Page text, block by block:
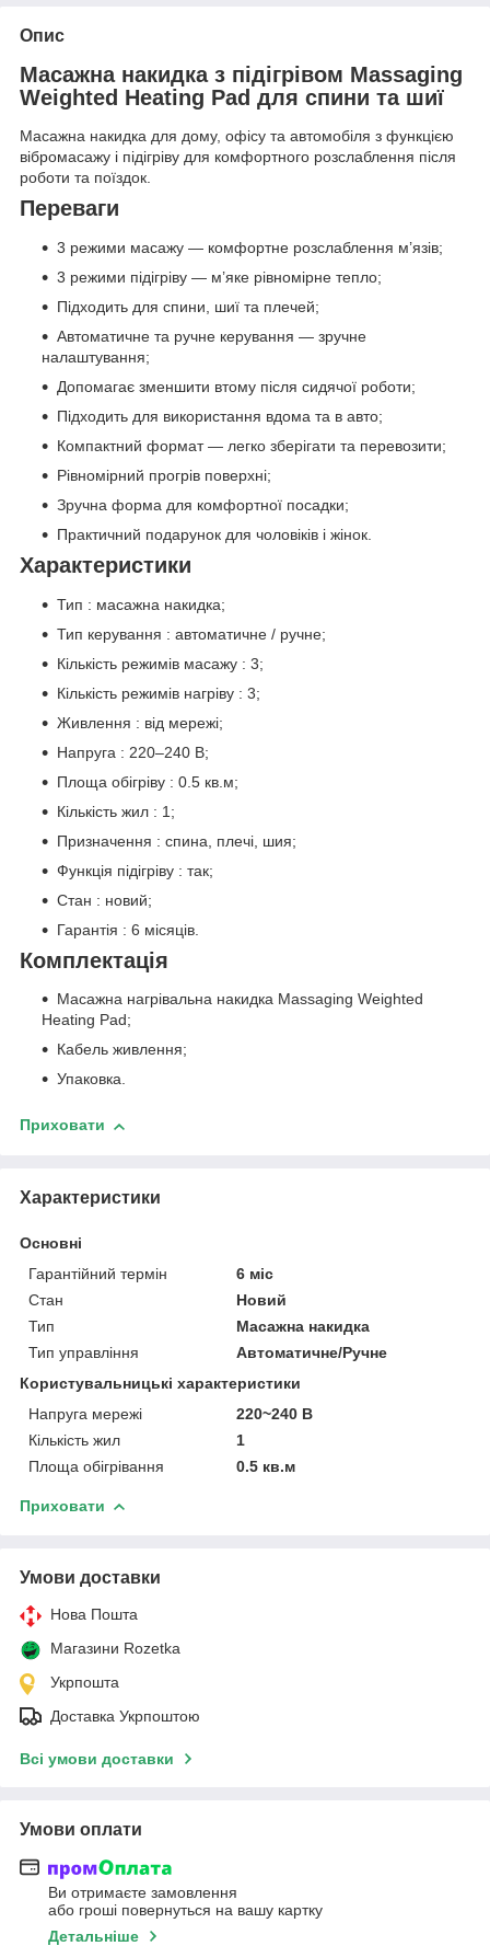
Опис
Масажна накидка з підігрівом Massaging
Weighted Heating Pad для спини та шиї
Масажна накидка для дому, офісу та автомобіля з функцією
вібромасажу і підігріву для комфортного розслаблення після
роботи та поїздок.
Переваги
3 режими масажу — комфортне розслаблення м’язів;
3 режими підігріву — м’яке рівномірне тепло;
Підходить для спини, шиї та плечей;
Автоматичне та ручне керування — зручне
налаштування;
Допомагає зменшити втому після сидячої роботи;
Підходить для використання вдома та в авто;
Компактний формат — легко зберігати та перевозити;
Рівномірний прогрів поверхні;
Зручна форма для комфортної посадки;
Практичний подарунок для чоловіків і жінок.
Характеристики
Тип : масажна накидка;
Тип керування : автоматичне / ручне;
Кількість режимів масажу : 3;
Кількість режимів нагріву : 3;
Живлення : від мережі;
Напруга : 220–240 В;
Площа обігріву : 0.5 кв.м;
Кількість жил : 1;
Призначення : спина, плечі, шия;
Функція підігріву : так;
Стан : новий;
Гарантія : 6 місяців.
Комплектація
Масажна нагрівальна накидка Massaging Weighted
Heating Pad;
Кабель живлення;
Упаковка.
Приховати
Характеристики
Основні
Гарантійний термін
6 міс
Стан
Новий
Тип
Масажна накидка
Тип управління
Автоматичне/Ручне
Користувальницькі характеристики
Напруга мережі
220~240 В
Кількість жил
1
Площа обігрівання
0.5 кв.м
Приховати
Умови доставки
Нова Пошта
Магазини Rozetka
Укрпошта
Доставка Укрпоштою
Всі умови доставки
Умови оплати
Ви отримаєте замовлення
або гроші повернуться на вашу картку
Детальніше